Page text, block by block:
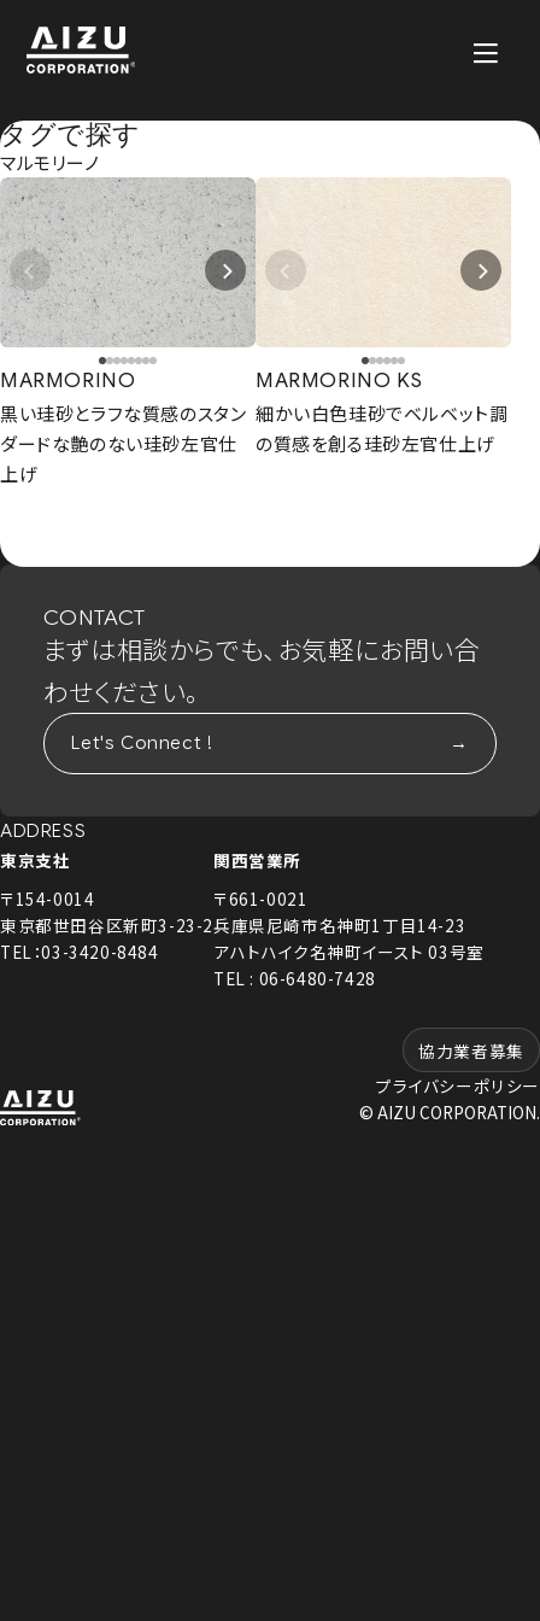
タグで探す
マルモリーノ
MARMORINO
黒い珪砂とラフな質感のスタン
ダードな艶のない珪砂左官仕
上げ
MARMORINO KS
細かい白色珪砂でベルベット調
の質感を創る珪砂左官仕上げ
CONTACT
まずは相談からでも、お気軽にお問い合
わせください。
Let's Connect !
ADDRESS
東京支社
〒154-0014
東京都世田谷区新町3-23-2
TEL：03-3420-8484
関西営業所
〒661-0021
兵庫県尼崎市名神町1丁目14-23
アハトハイク名神町イースト 03号室
TEL : 06-6480-7428
協力業者募集
プライバシーポリシー
© AIZU CORPORATION.